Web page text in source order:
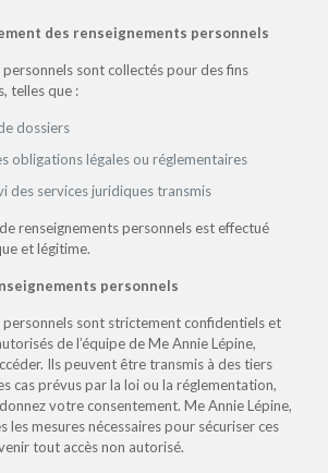
des renseignements personnels
personnels sont collectés pour des fins
telles que :
dossiers
obligations légales ou réglementaires
des services juridiques transmis
renseignements personnels est effectué
et légitime.
personnels
personnels sont strictement confidentiels et
de l’équipe de Me Annie Lépine,
Ils peuvent être transmis à des tiers
cas prévus par la loi ou la réglementation,
votre consentement. Me Annie Lépine,
mesures nécessaires pour sécuriser ces
tout accès non autorisé.